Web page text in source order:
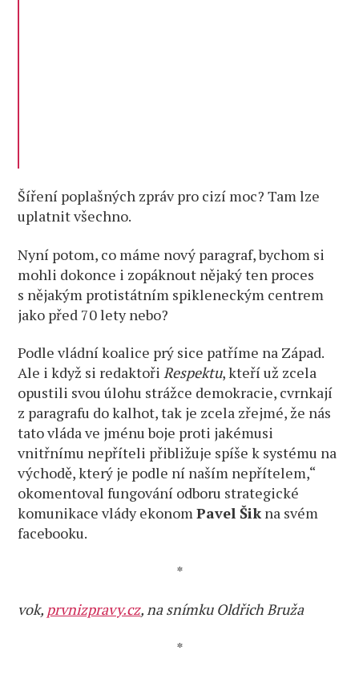
Šíření poplašných zpráv pro cizí moc? Tam lze
uplatnit všechno.
Nyní potom, co máme nový paragraf, bychom si
mohli dokonce i zopáknout nějaký ten proces
s nějakým protistátním spikleneckým centrem
jako před 70 lety nebo?
Podle vládní koalice prý sice patříme na Západ.
Ale i když si redaktořiRespektu, kteří už zcela
opustili svou úlohu strážce demokracie, cvrnkají
z paragrafu do kalhot, tak je zcela zřejmé, že nás
tato vláda ve jménu boje proti jakémusi
vnitřnímu nepříteli přibližuje spíše k systému na
východě, který je podle ní naším nepřítelem,“
okomentoval fungování odboru strategické
komunikace vlády ekonomPavel Šikna svém
facebooku.
*
vok, prvnizpravy.cz, na snímku Oldřich Bruža
*